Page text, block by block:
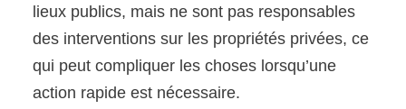
lieux publics, mais ne sont pas responsables
des interventions sur les propriétés privées, ce
qui peut compliquer les choses lorsqu’une
action rapide est nécessaire.